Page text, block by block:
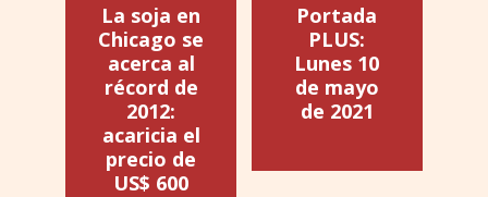
La soja en
Chicago se
acerca al
récord de
2012:
acaricia el
precio de
US$ 600
Portada
PLUS:
Lunes 10
de mayo
de 2021